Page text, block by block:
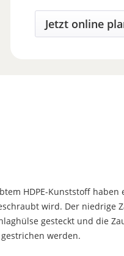
Jetzt online
HDPE-Kunststoff
wird. Der niedrige
gesteckt und die
werden.